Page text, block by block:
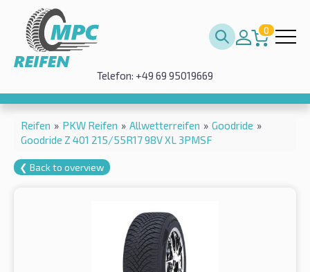
0
Telefon: +49 69 95019669
Reifen » PKW Reifen » Allwetterreifen » Goodride »
Goodride Z 401 215/55R17 98V XL 3PMSF
❮ Back to overview